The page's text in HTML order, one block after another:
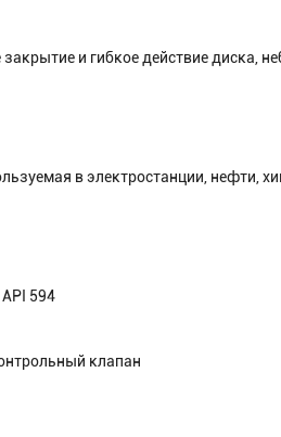
и гибкое действие диска,
в электростанции, нефти,
594
клапан